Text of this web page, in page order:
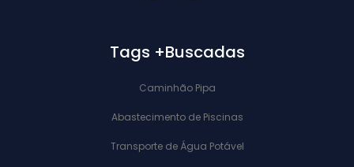
Tags +Buscadas
Caminhão Pipa
Abastecimento de Piscinas
Transporte de Água Potável